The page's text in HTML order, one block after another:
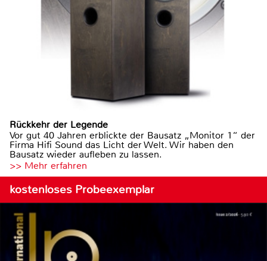
Rückkehr der Legende
Vor gut 40 Jahren erblickte der Bausatz „Monitor 1“ der
Firma Hifi Sound das Licht der Welt. Wir haben den
Bausatz wieder aufleben zu lassen.
>> Mehr erfahren
kostenloses Probeexemplar